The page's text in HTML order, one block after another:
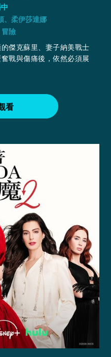
、柔伊莎達娜
險
傑克蘇里、妻子納美戰士
戰與傷痛後，依然必須展
看